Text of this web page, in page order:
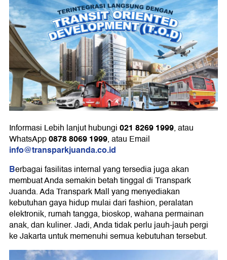
Informasi Lebih lanjut hubungi021 8269 1999, atau
WhatsApp0878 8069 1999, atau Email
info@transparkjuanda.co.id
Berbagai fasilitas internal yang tersedia juga akan
membuat Anda semakin betah tinggal di Transpark
Juanda. Ada Transpark Mall yang menyediakan
kebutuhan gaya hidup mulai dari fashion, peralatan
elektronik, rumah tangga, bioskop, wahana permainan
anak, dan kuliner. Jadi, Anda tidak perlu jauh-jauh pergi
ke Jakarta untuk memenuhi semua kebutuhan tersebut.